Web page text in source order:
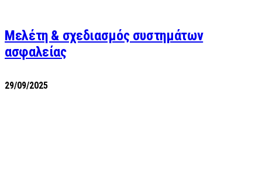
Μελέτη & σχεδιασμός συστημάτων
ασφαλείας
29/09/2025